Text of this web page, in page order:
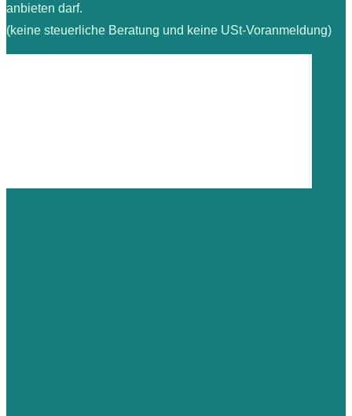
anbieten darf.
(keine steuerliche Beratung und keine USt-Voranmeldung)